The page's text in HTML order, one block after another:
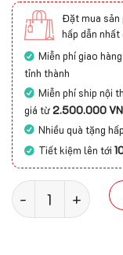
Đặt mua sản
hấp dẫn
Miễn phí giao
tỉnh thành
Miễn phí ship nội
giá từ2.500.000
Nhiều quà tặng
Tiết kiệm lên tới
Thảm trang trí